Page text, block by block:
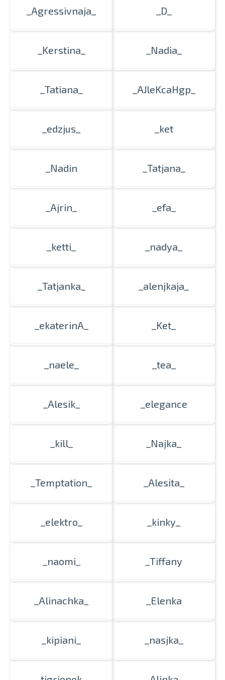
закажите онлайн
бумаги для ваших фотографий
самовывоз
_Agressivnaja_ _D_
_Kerstina_ _Nadia_
_Tatiana_ _AJleKcaHgp_
_edzjus_ _ket
_Nadin _Tatjana_
_Ajrin_ _efa_
_ketti_ _nadya_
_Tatjanka_ _alenjkaja_
_ekaterinA_ _Ket_
_naele_ _tea_
_Alesik_ _elegance
_kill_ _Najka_
_Temptation_ _Alesita_
_elektro_ _kinky_
_naomi_ _Tiffany
_Alinachka_ _Elenka
_kipiani_ _nasjka_